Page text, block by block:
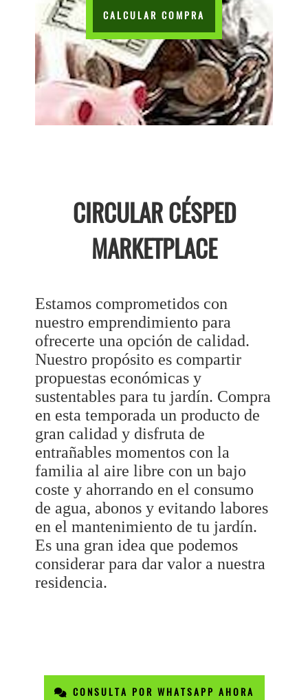
CALCULAR COMPRA
CIRCULAR CÉSPED
MARKETPLACE
Estamos comprometidos con
nuestro emprendimiento para
ofrecerte una opción de calidad.
Nuestro propósito es compartir
propuestas económicas y
sustentables para tu jardín. Compra
en esta temporada un producto de
gran calidad y disfruta de
entrañables momentos con la
familia al aire libre con un bajo
coste y ahorrando en el consumo
de agua, abonos y evitando labores
en el mantenimiento de tu jardín.
Es una gran idea que podemos
considerar para dar valor a nuestra
residencia.
CONSULTA POR WHATSAPP AHORA